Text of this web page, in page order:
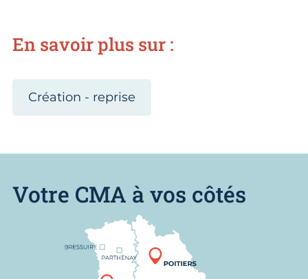
En savoir plus sur :
Création - reprise
Votre CMA à vos côtés